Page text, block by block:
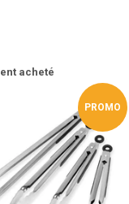
acheté
PROMO